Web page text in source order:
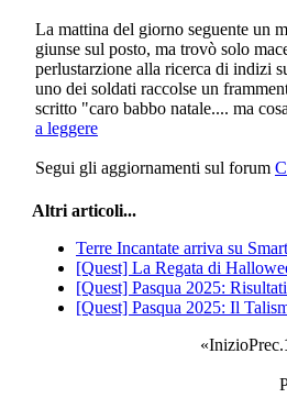
La mattina del giorno seguente un
giunse sul posto, ma trovò solo
perlustarzione alla ricerca di indizi
uno dei soldati raccolse un
scritto "caro babbo natale.... ma
a leggere
Segui gli aggiornamenti sul forum
Altri articoli...
Terre Incantate arriva su
[Quest] La Regata di
[Quest] Pasqua 2025: Risultati
[Quest] Pasqua 2025: Il
«InizioPrec.